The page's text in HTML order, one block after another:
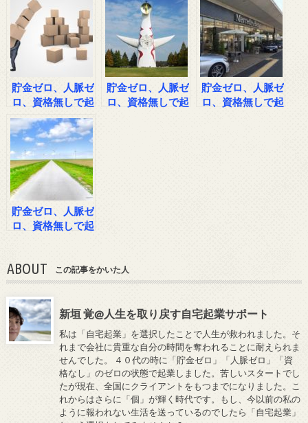
５
６
貯金ゼロ、人脈ゼ
ロ、資格無しで起
業した男の話その
７
貯金ゼロ、人脈ゼ
ロ、資格無しで起
貯金ゼロ、人脈ゼ
ロ、資格無しで起
貯金ゼロ、人脈ゼ
ロ、資格無しで起
ABOUT この記事をかいた人
新垣 覚@人生を取り戻す自宅起業サポート
私は「自宅起業」を選択したことで人生が救われました。そ
れまで会社に貴重な自分の時間を奪われることに耐えられま
せんでした。 ４０代の時に「貯金ゼロ」「人脈ゼロ」「資
格なし」のゼロの状態で起業しました。苦しいスタートでし
たが現在、全国にクライアントをもつまでになりました。こ
れからはさらに「個」が輝く時代です。もし、今以前の私の
ように報われない生活を送っているのでしたら「自宅起業」